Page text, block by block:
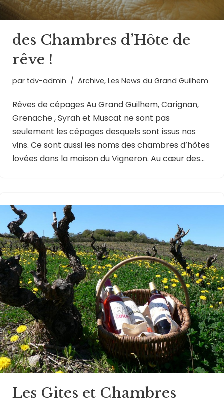
des Chambres d’Hôte de
rêve !
par tdv-admin Archive, Les News du Grand Guilhem
Rêves de cépages Au Grand Guilhem, Carignan,
Grenache , Syrah et Muscat ne sont pas
seulement les cépages desquels sont issus nos
vins. Ce sont aussi les noms des chambres d’hôtes
lovées dans la maison du Vigneron. Au cœur des…
Les Gites et Chambres